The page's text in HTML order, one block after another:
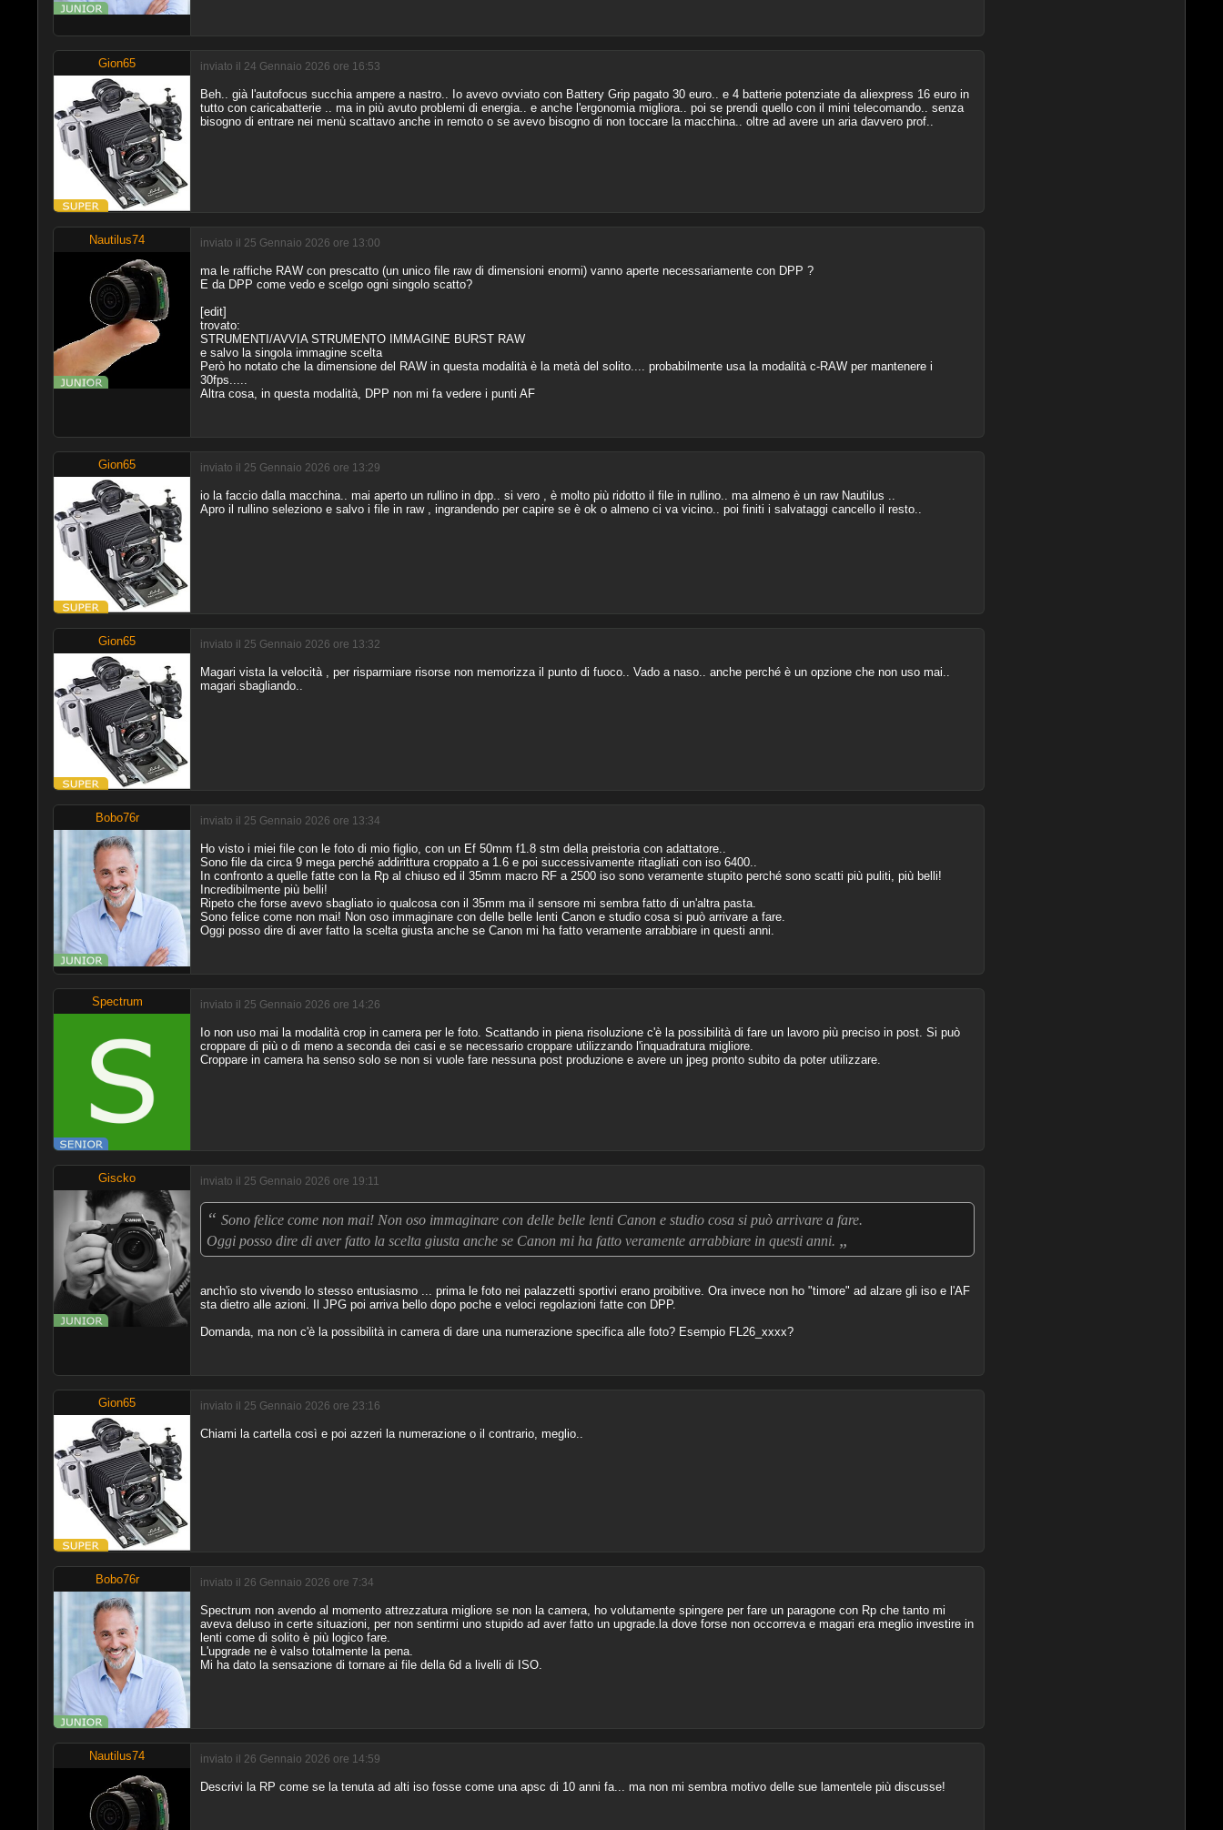
Gion65 inviato il 24 Gennaio 2026 ore 16:53
Beh.. già l'autofocus succhia ampere a nastro.. Io avevo ovviato con Battery Grip pagato 30 euro.. e 4 batterie potenziate da aliexpress 16 euro in
tutto con caricabatterie .. ma in più avuto problemi di energia.. e anche l'ergonomia migliora.. poi se prendi quello con il mini telecomando.. senza
bisogno di entrare nei menù scattavo anche in remoto o se avevo bisogno di non toccare la macchina.. oltre ad avere un aria davvero prof..
Nautilus74 inviato il 25 Gennaio 2026 ore 13:00
ma le raffiche RAW con prescatto (un unico file raw di dimensioni enormi) vanno aperte necessariamente con DPP ?
E da DPP come vedo e scelgo ogni singolo scatto?
[edit]
trovato:
STRUMENTI/AVVIA STRUMENTO IMMAGINE BURST RAW
e salvo la singola immagine scelta
Però ho notato che la dimensione del RAW in questa modalità è la metà del solito.... probabilmente usa la modalità c-RAW per mantenere i
30fps.....
Altra cosa, in questa modalità, DPP non mi fa vedere i punti AF
Gion65 inviato il 25 Gennaio 2026 ore 13:29
io la faccio dalla macchina.. mai aperto un rullino in dpp.. si vero , è molto più ridotto il file in rullino.. ma almeno è un raw Nautilus ..
Apro il rullino seleziono e salvo i file in raw , ingrandendo per capire se è ok o almeno ci va vicino.. poi finiti i salvataggi cancello il resto..
Gion65 inviato il 25 Gennaio 2026 ore 13:32
Magari vista la velocità , per risparmiare risorse non memorizza il punto di fuoco.. Vado a naso.. anche perché è un opzione che non uso mai..
magari sbagliando..
Bobo76r inviato il 25 Gennaio 2026 ore 13:34
Ho visto i miei file con le foto di mio figlio, con un Ef 50mm f1.8 stm della preistoria con adattatore..
Sono file da circa 9 mega perché addirittura croppato a 1.6 e poi successivamente ritagliati con iso 6400..
In confronto a quelle fatte con la Rp al chiuso ed il 35mm macro RF a 2500 iso sono veramente stupito perché sono scatti più puliti, più belli!
Incredibilmente più belli!
Ripeto che forse avevo sbagliato io qualcosa con il 35mm ma il sensore mi sembra fatto di un'altra pasta.
Sono felice come non mai! Non oso immaginare con delle belle lenti Canon e studio cosa si può arrivare a fare.
Oggi posso dire di aver fatto la scelta giusta anche se Canon mi ha fatto veramente arrabbiare in questi anni.
Spectrum inviato il 25 Gennaio 2026 ore 14:26
Io non uso mai la modalità crop in camera per le foto. Scattando in piena risoluzione c'è la possibilità di fare un lavoro più preciso in post. Si può
croppare di più o di meno a seconda dei casi e se necessario croppare utilizzando l'inquadratura migliore.
Croppare in camera ha senso solo se non si vuole fare nessuna post produzione e avere un jpeg pronto subito da poter utilizzare.
Giscko inviato il 25 Gennaio 2026 ore 19:11
“ Sono felice come non mai! Non oso immaginare con delle belle lenti Canon e studio cosa si può arrivare a fare.
Oggi posso dire di aver fatto la scelta giusta anche se Canon mi ha fatto veramente arrabbiare in questi anni. „
anch'io sto vivendo lo stesso entusiasmo ... prima le foto nei palazzetti sportivi erano proibitive. Ora invece non ho "timore" ad alzare gli iso e l'AF
sta dietro alle azioni. Il JPG poi arriva bello dopo poche e veloci regolazioni fatte con DPP.
Domanda, ma non c'è la possibilità in camera di dare una numerazione specifica alle foto? Esempio FL26_xxxx?
Gion65 inviato il 25 Gennaio 2026 ore 23:16
Chiami la cartella così e poi azzeri la numerazione o il contrario, meglio..
Bobo76r inviato il 26 Gennaio 2026 ore 7:34
Spectrum non avendo al momento attrezzatura migliore se non la camera, ho volutamente spingere per fare un paragone con Rp che tanto mi
aveva deluso in certe situazioni, per non sentirmi uno stupido ad aver fatto un upgrade.la dove forse non occorreva e magari era meglio investire in
lenti come di solito è più logico fare.
L'upgrade ne è valso totalmente la pena.
Mi ha dato la sensazione di tornare ai file della 6d a livelli di ISO.
Nautilus74 inviato il 26 Gennaio 2026 ore 14:59
Descrivi la RP come se la tenuta ad alti iso fosse come una apsc di 10 anni fa... ma non mi sembra motivo delle sue lamentele più discusse!